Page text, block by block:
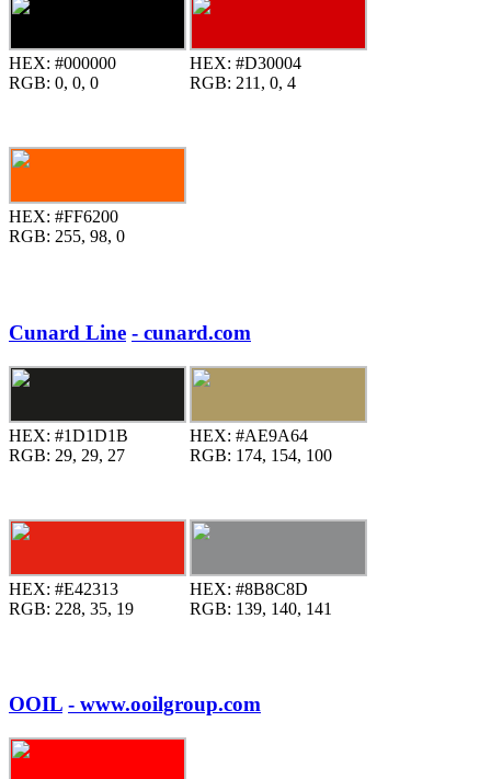
HEX: #000000
RGB: 0, 0, 0
HEX: #D30004
RGB: 211, 0, 4
HEX: #FF6200
RGB: 255, 98, 0
Cunard Line - cunard.com
HEX: #1D1D1B
RGB: 29, 29, 27
HEX: #AE9A64
RGB: 174, 154, 100
HEX: #E42313
RGB: 228, 35, 19
HEX: #8B8C8D
RGB: 139, 140, 141
OOIL - www.ooilgroup.com